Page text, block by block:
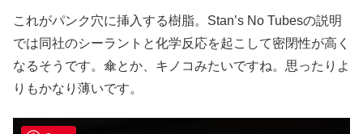
これがパンク穴に挿入する樹脂。Stan’s No Tubesの説明
では同社のシーラントと化学反応を起こして密閉性が高く
なるそうです。傘とか、キノコみたいですね。思ったりよ
りもかなり薄いです。